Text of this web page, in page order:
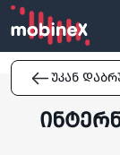
უკან